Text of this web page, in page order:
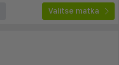
Valitse matka